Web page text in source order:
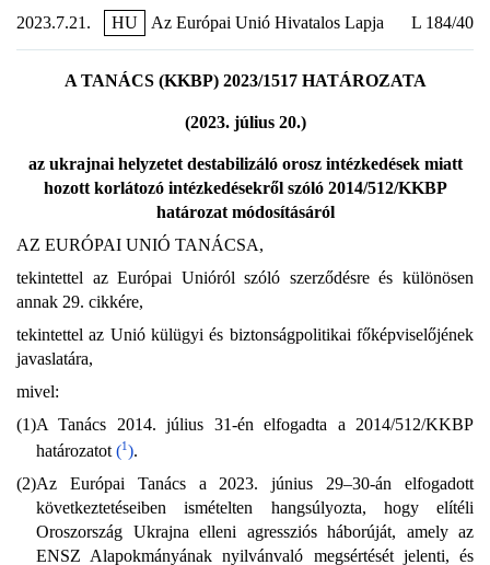
2023.7.21. HU Az Európai Unió Hivatalos Lapja L 184/40
A TANÁCS (KKBP) 2023/1517 HATÁROZATA
(2023. július 20.)
az ukrajnai helyzetet destabilizáló orosz intézkedések miatt
hozott korlátozó intézkedésekről szóló 2014/512/KKBP
határozat módosításáról
AZ EURÓPAI UNIÓ TANÁCSA,
tekintettel az Európai Unióról szóló szerződésre és különösen
annak 29. cikkére,
tekintettel az Unió külügyi és biztonságpolitikai főképviselőjének
javaslatára,
mivel:
(1)A Tanács 2014. július 31-én elfogadta a 2014/512/KKBP
határozatot (1).
(2)Az Európai Tanács a 2023. június 29–30-án elfogadott
következtetéseiben ismételten hangsúlyozta, hogy elítéli
Oroszország Ukrajna elleni agressziós háborúját, amely az
ENSZ Alapokmányának nyilvánvaló megsértését jelenti, és